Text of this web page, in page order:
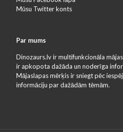
Mūsu Twitter konts
Par mums
Dinozaurs.lv ir multifunkcionāla
ir apkopota dažāda un noderīga
Mājaslapas mērķis ir sniegt pēc
informāciju par dažādām tēmām.